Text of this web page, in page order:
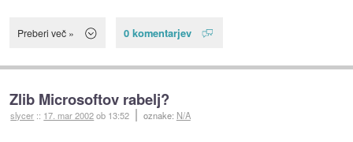
Preberi več » 0 komentarjev
Zlib Microsoftov rabelj?
slycer :: 17. mar 2002ob 13:52 oznake: N/A